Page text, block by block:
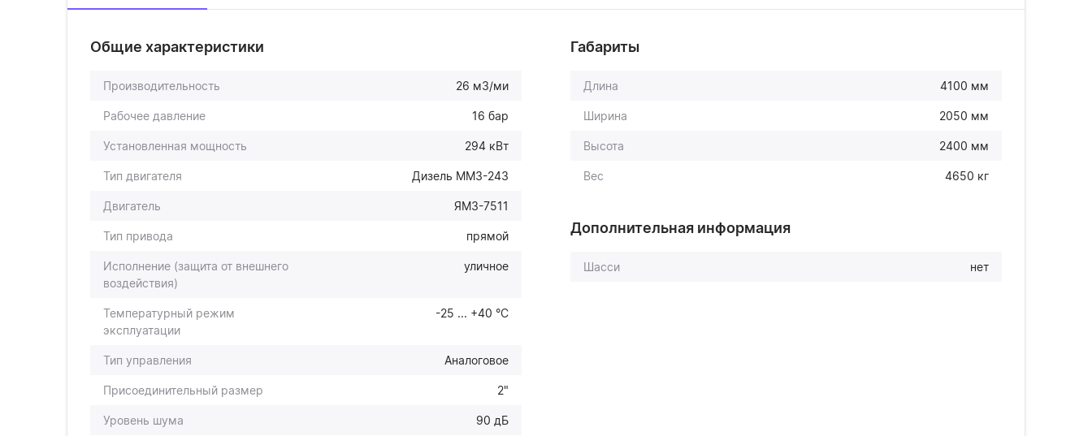
Общие характеристики
Производительность 26 м3/ми
Рабочее давление 16 бар
Установленная мощность 294 кВт
Тип двигателя Дизель ММЗ-243
Двигатель ЯМЗ-7511
Тип привода прямой
Исполнение (защита от внешнего
воздействия)
уличное
Температурный режим
эксплуатации
-25 ... +40 °С
Тип управления Аналоговое
Присоединительный размер 2"
Уровень шума 90 дБ
Габариты
Длина 4100 мм
Ширина 2050 мм
Высота 2400 мм
Вес 4650 кг
Дополнительная информация
Шасси нет